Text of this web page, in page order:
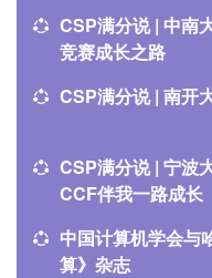
CSP满分说 | 中南
竞赛成长之路
CSP满分说 | 南开
CSP满分说 | 宁波
CCF伴我一路成长
中国计算机学会与
算》杂志